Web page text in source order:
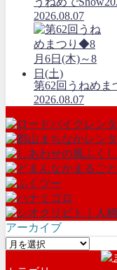
2026.08.07
第62回うねめ
2026.08.07
アーカイブ
ア